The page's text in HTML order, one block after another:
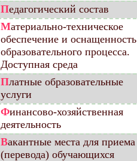
Педагогический состав
Материально-техническое
обеспечение и оснащенность
образовательного процесса.
Доступная среда
Платные образовательные
услуги
Финансово-хозяйственная
деятельность
Вакантные места для приема
(перевода) обучающихся